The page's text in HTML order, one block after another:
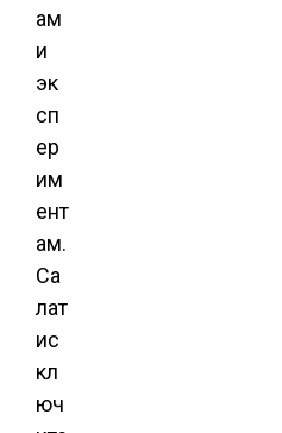
ам
и
эк
сп
ер
им
ент
ам.
Са
лат
ис
кл
юч